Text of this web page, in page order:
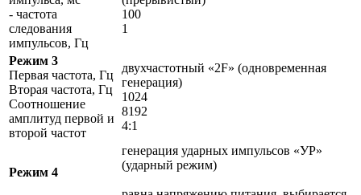
- частота
следования
импульсов, Гц
100
1
Режим 3
Первая частота, Гц
Вторая частота, Гц
Соотношение
амплитуд первой и
второй частот
двухчастотный «2F» (одновременная
генерация)
1024
8192
4:1
Режим 4
генерация ударных импульсов «УР»
(ударный режим)